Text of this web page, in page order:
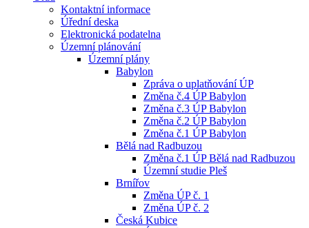
Kontaktní informace
Úřední deska
Elektronická podatelna
Územní plánování
Územní plány
Babylon
Zpráva o uplatňování ÚP
Změna č.4 ÚP Babylon
Změna č.3 ÚP Babylon
Změna č.2 ÚP Babylon
Změna č.1 ÚP Babylon
Bělá nad Radbuzou
Změna č.1 ÚP Bělá nad Radbuzou
Územní studie Pleš
Brnířov
Změna ÚP č. 1
Změna ÚP č. 2
Česká Kubice